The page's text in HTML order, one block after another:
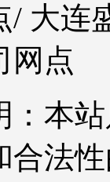
/ 大连
网点
：本
合法